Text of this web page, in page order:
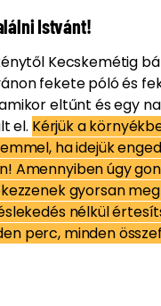
Istvánt!
Kecskemétig
fekete póló és
eltűnt és egy
el. Kérjük a
ha idejük
Amennyiben úgy
gyorsan
nélkül
perc, minden